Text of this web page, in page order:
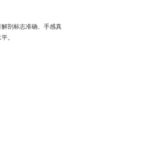
剖标志准确、手感真
。